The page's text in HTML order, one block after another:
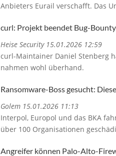
Anbieters Eurail verschafft. Das
curl: Projekt beendet Bug-
Heise Security 15.01.2026 12:59
curl-Maintainer Daniel Stenberg
nahmen wohl überhand.
Ransomware-Boss gesucht:
Golem 15.01.2026 11:13
Interpol, Europol und das BKA
über 100 Organisationen
Angreifer können Palo-Alto-